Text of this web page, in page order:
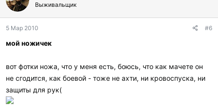
г
о
а
и
и
Выживальщик
5 Мар 2010 #6
мой ножичек
вот фотки ножа, что у меня есть, боюсь, что как мачете он
не сгодится, как боевой - тоже не ахти, ни кровоспуска, ни
защиты для рук(